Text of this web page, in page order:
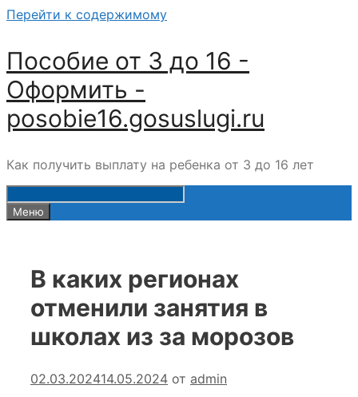
Перейти к содержимому
Пособие от 3 до 16 -
Оформить -
posobie16.gosuslugi.ru
Как получить выплату на ребенка от 3 до 16 лет
Меню
В каких регионах
отменили занятия в
школах из за морозов
02.03.202414.05.2024 от admin